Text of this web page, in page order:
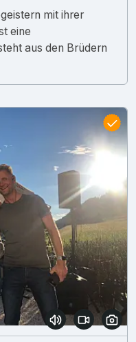
mit ihrer
eine
aus den Brüdern